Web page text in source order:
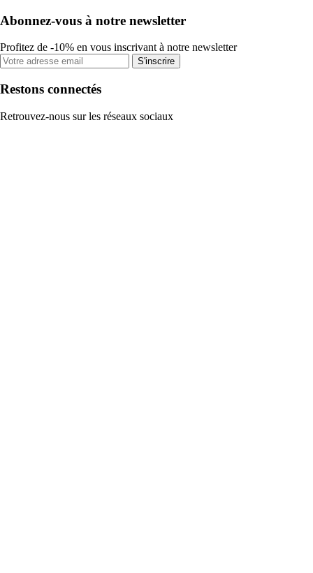
Abonnez-vous à notre newsletter
Profitez de -10% en vous inscrivant à notre newsletter
S'inscrire
Restons connectés
Retrouvez-nous sur les réseaux sociaux